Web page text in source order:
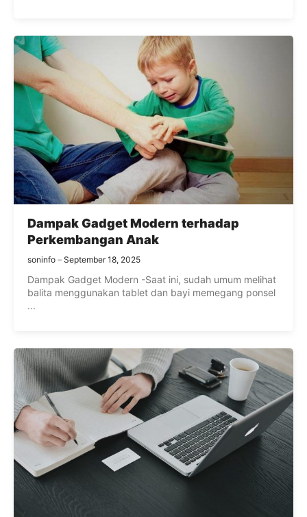
Dampak Gadget Modern terhadap
Perkembangan Anak
soninfo September 18, 2025
Dampak Gadget Modern -Saat ini, sudah umum melihat
balita menggunakan tablet dan bayi memegang ponsel
...